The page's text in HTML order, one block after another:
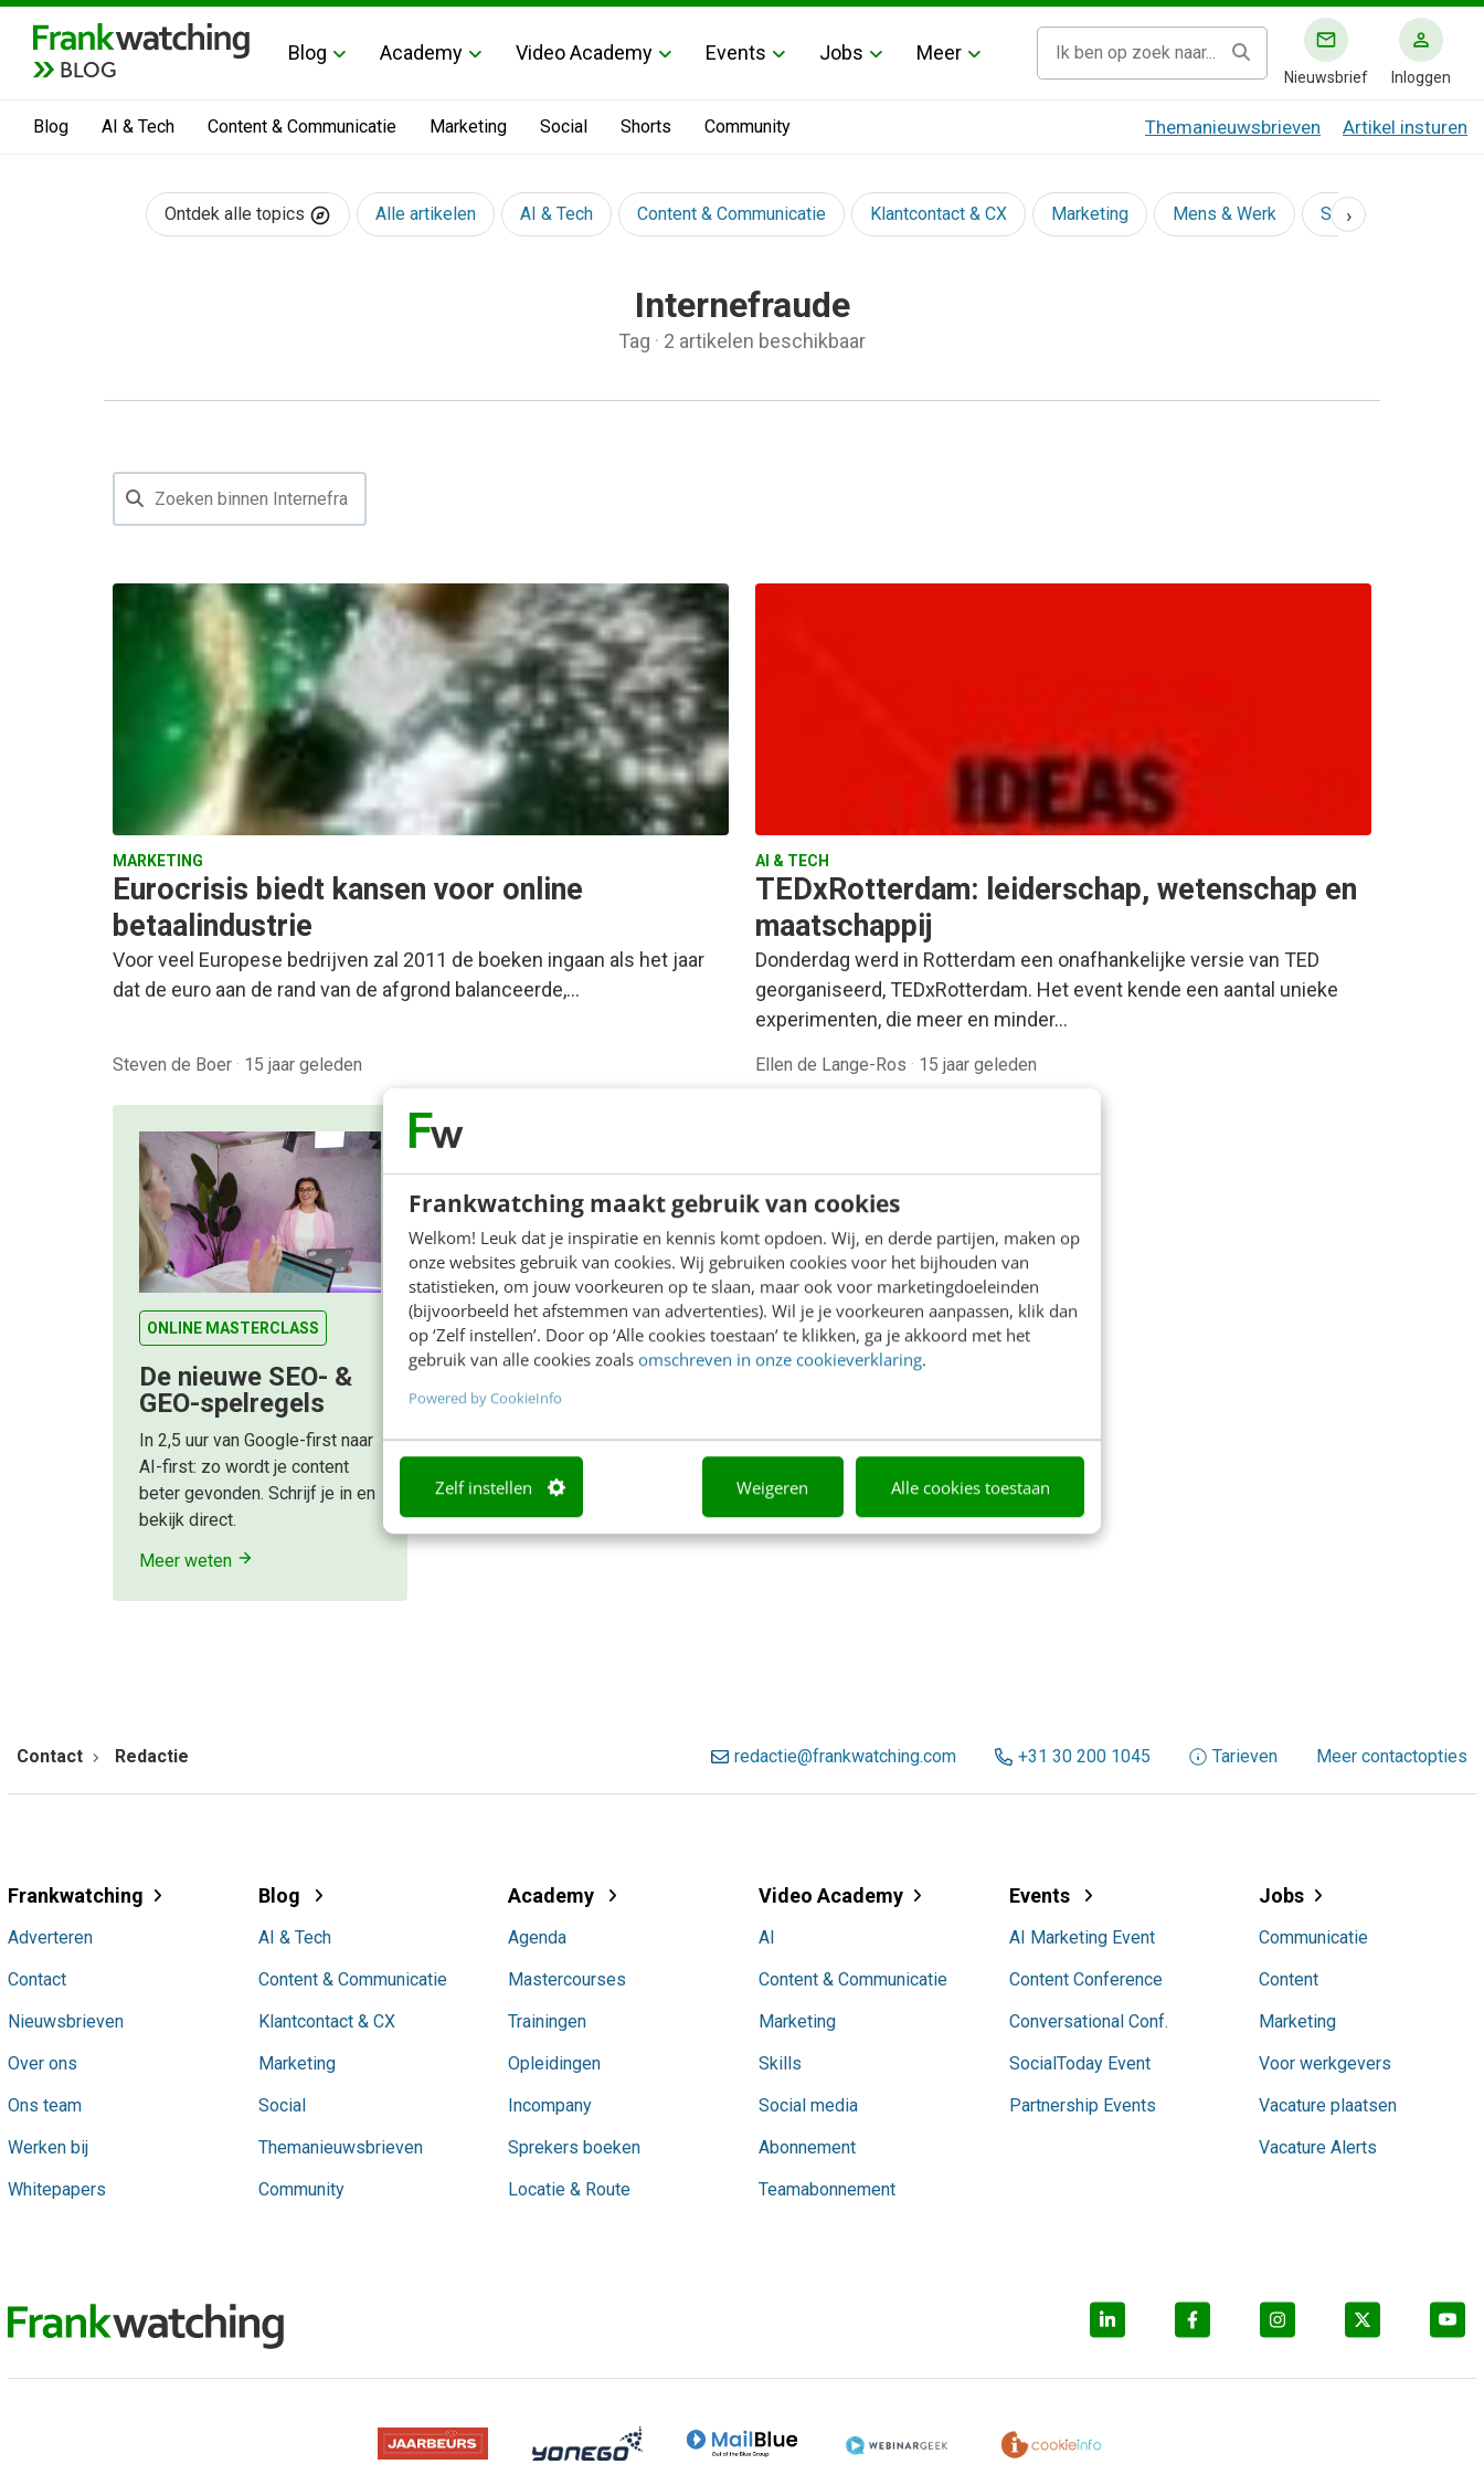
Frankwatching maakt gebruik van cookies
Welkom! Leuk dat je inspiratie en kennis komt opdoen. Wij, en derde partijen, maken op
onze websites gebruik van cookies. Wij gebruiken cookies voor het bijhouden van
statistieken, om jouw voorkeuren op te slaan, maar ook voor marketingdoeleinden
(bijvoorbeeld het afstemmen van advertenties). Wil je je voorkeuren aanpassen, klik dan
op ‘Zelf instellen’. Door op ‘Alle cookies toestaan’ te klikken, ga je akkoord met het
gebruik van alle cookies zoals omschreven in onze cookieverklaring.
Powered by CookieInfo
Zelf instellen Weigeren Alle cookies toestaan
BLOG
Blog Academy Video Academy Events Jobs Meer
Nieuwsbrief Inloggen
Blog AI & Tech Content & Communicatie Marketing Social Shorts Community Themanieuwsbrieven Artikel insturen
Ontdek alle topics Alle artikelen AI & Tech Content & Communicatie Klantcontact & CX Marketing Mens & Werk Social
›
Internefraude
Tag · 2 artikelen beschikbaar
MARKETING
Eurocrisis biedt kansen voor online
betaalindustrie
Voor veel Europese bedrijven zal 2011 de boeken ingaan als het jaar
dat de euro aan de rand van de afgrond balanceerde,…
Steven de Boer · 15 jaar geleden
AI & TECH
TEDxRotterdam: leiderschap, wetenschap en
maatschappij
Donderdag werd in Rotterdam een onafhankelijke versie van TED
georganiseerd, TEDxRotterdam. Het event kende een aantal unieke
experimenten, die meer en minder…
Ellen de Lange-Ros · 15 jaar geleden
ONLINE MASTERCLASS
De nieuwe SEO- &
GEO-spelregels
In 2,5 uur van Google-first naar
AI-first: zo wordt je content
beter gevonden. Schrijf je in en
bekijk direct.
Meer weten
Contact Redactie redactie@frankwatching.com +31 30 200 1045 Tarieven Meer contactopties
Frankwatching
Adverteren
Contact
Nieuwsbrieven
Over ons
Ons team
Werken bij
Whitepapers
Blog
AI & Tech
Content & Communicatie
Klantcontact & CX
Marketing
Social
Themanieuwsbrieven
Community
Academy
Agenda
Mastercourses
Trainingen
Opleidingen
Incompany
Sprekers boeken
Locatie & Route
Video Academy
AI
Content & Communicatie
Marketing
Skills
Social media
Abonnement
Teamabonnement
Events
AI Marketing Event
Content Conference
Conversational Conf.
SocialToday Event
Partnership Events
Jobs
Communicatie
Content
Marketing
Voor werkgevers
Vacature plaatsen
Vacature Alerts